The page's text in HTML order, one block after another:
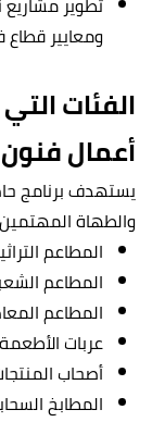
ومعايير
الفئات
أعمال
يستهدف برنامج
والطهاة المهتمين
المطاعم
المطاعم
المطاعم
عربات
أصحاب
المطابخ